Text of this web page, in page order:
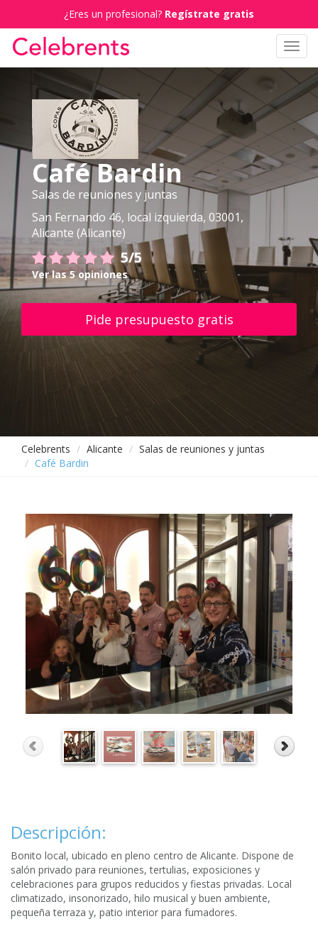
¿Eres un profesional? Regístrate gratis
Café Bardin
Salas de reuniones y juntas
San Fernando 46, local izquierda, 03001,
Alicante (Alicante)
5/5
Ver las 5 opiniones
Pide presupuesto gratis
Celebrents Alicante
Salas de reuniones y juntas
Café Bardin
Descripción:
Bonito local, ubicado en pleno centro de Alicante. Dispone de
salón privado para reuniones, tertulias, exposiciones y
celebraciones para grupos reducidos y fiestas privadas. Local
climatizado, insonorizado, hilo musical y buen ambiente,
pequeña terraza y, patio interior para fumadores.